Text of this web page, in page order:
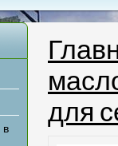
в
для